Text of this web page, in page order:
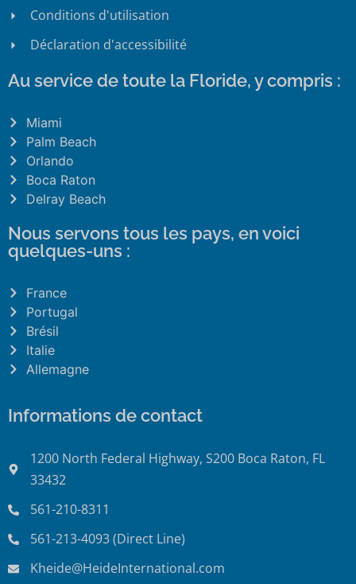
Conditions d'utilisation
Déclaration d'accessibilité
Au service de toute la Floride, y compris :
Miami
Palm Beach
Orlando
Boca Raton
Delray Beach
Nous servons tous les pays, en voici
quelques-uns :
France
Portugal
Brésil
Italie
Allemagne
Informations de contact
1200 North Federal Highway, S200 Boca Raton, FL
33432
561-210-8311
561-213-4093 (Direct Line)
Kheide@HeideInternational.com